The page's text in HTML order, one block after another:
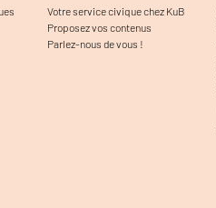
Votre service civique chez KuB
Proposez vos contenus
Parlez-nous de vous !